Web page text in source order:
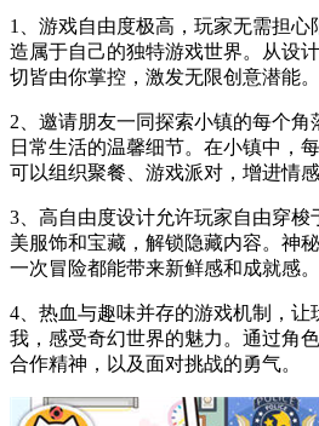
1、游戏自由度极高，玩家无需担心
造属于自己的独特游戏世界。从设
切皆由你掌控，激发无限创意潜能。
2、邀请朋友一同探索小镇的每个
日常生活的温馨细节。在小镇中，
可以组织聚餐、游戏派对，增进情感
3、高自由度设计允许玩家自由穿
美服饰和宝藏，解锁隐藏内容。神
一次冒险都能带来新鲜感和成就感。
4、热血与趣味并存的游戏机制，让
我，感受奇幻世界的魅力。通过角
合作精神，以及面对挑战的勇气。